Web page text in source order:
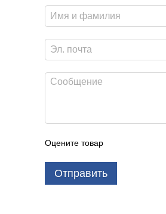
Оцените товар
Отправить